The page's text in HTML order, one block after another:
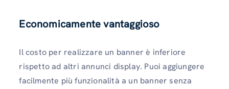
Economicamente vantaggioso
Il costo per realizzare un banner è inferiore
rispetto ad altri annunci display. Puoi aggiungere
facilmente più funzionalità a un banner senza